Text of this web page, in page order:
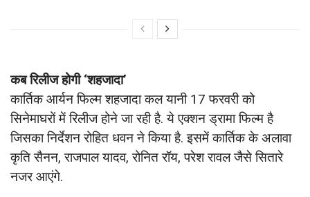
कब रिलीज होगी ‘शहजादा’
कार्तिक आर्यन फिल्म शहजादा कल यानी 17 फरवरी को
सिनेमाघरों में रिलीज होने जा रही है. ये एक्शन ड्रामा फिल्म है
जिसका निर्देशन रोहित धवन ने किया है. इसमें कार्तिक के अलावा
कृति सैनन, राजपाल यादव, रोनित रॉय, परेश रावल जैसे सितारे
नजर आएंगे.